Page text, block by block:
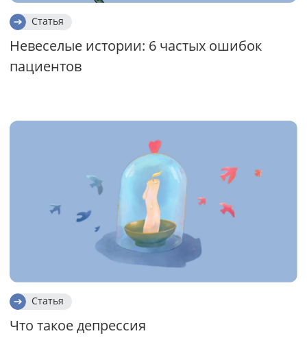
Статья
Невеселые истории: 6 частых ошибок
пациентов
Статья
Что такое депрессия